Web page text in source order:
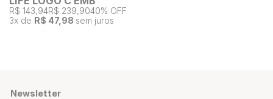
R$ 143,94R$ 239,9040% OFF
3x de R$ 47,98 sem juros
Newsletter